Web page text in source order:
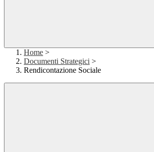
Home >
Documenti Strategici >
Rendicontazione Sociale